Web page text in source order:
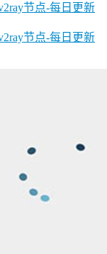
节点-每日更新
节点-每日更新